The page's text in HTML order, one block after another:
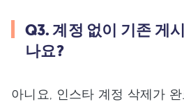
Q3. 계정 없이 기존 게
나요?
아니요, 인스타 계정 삭제가